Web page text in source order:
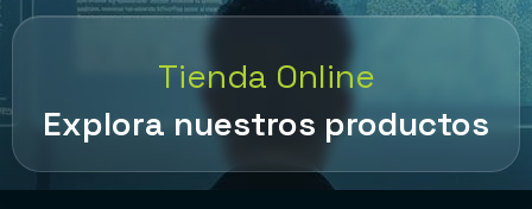
Tienda Online
Explora nuestros productos